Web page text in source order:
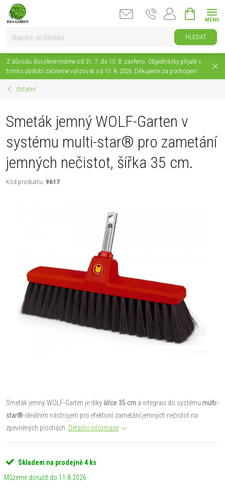
Přejít
HLEDAT
KOŠÍK
Z důvodu dovolené máme od 31. 7. do 10. 8. zavřeno. Objednávky přijaté v
tomto období začneme vyřizovat od 10. 8. 2026. Děkujeme za pochopení.
Ostatní
Smeták jemný WOLF-Garten v
systému multi-star® pro zametání
jemných nečistot, šířka 35 cm.
Kód produktu: 9617
Smeták jemný WOLF-Garten je díkyšířce 35 cm a integraci do systému multi-
star® ideálním nástrojem pro efektivní zametání jemných nečistot na
zpevněných plochách. Detailní informace
Skladem na prodejně4 ks
11.8.2026